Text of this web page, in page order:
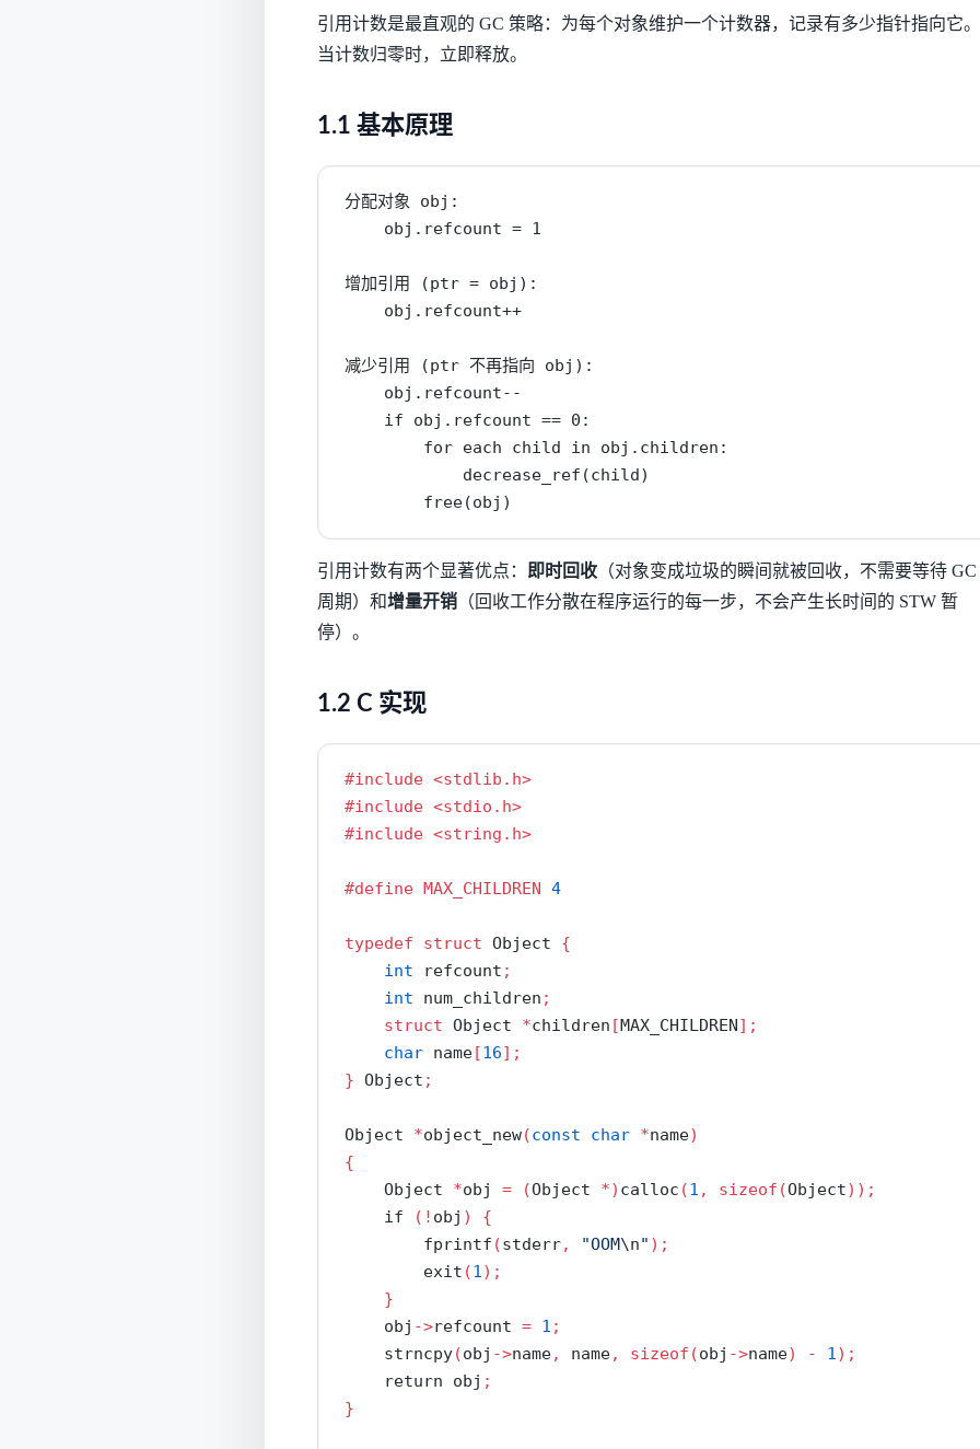
引用计数是最直观的 GC 策略：为每个对象维护一个计数器，记录有多少指针指向它。
当计数归零时，立即释放。
1.1 基本原理
分配对象 obj:
    obj.refcount = 1
增加引用 (ptr = obj):
    obj.refcount++
减少引用 (ptr 不再指向 obj):
    obj.refcount--
    if obj.refcount == 0:
        for each child in obj.children:
            decrease_ref(child)
        free(obj)
引用计数有两个显著优点： 即时回收 （对象变成垃圾的瞬间就被回收，不需要等待 GC
周期）和增量开销 （回收工作分散在程序运行的每一步，不会产生长时间的 STW 暂
停）。
1.2 C 实现
#include <stdlib.h>
#include <stdio.h>
#include <string.h>
#define MAX_CHILDREN 4
typedef struct Object {
int refcount ;
int num_children ;
struct Object *children [MAX_CHILDREN];
char name[16];
} Object ;
Object *object_new(const char *name)
{
    Object
*obj = (Object *) calloc (1 , sizeof (Object));
if
(! obj )
{
        fprintf
(stderr, "OOM\n" );
        exit
(1);
}
    obj
->refcount = 1 ;
    strncpy
(obj ->name, name, sizeof (obj ->name) - 1);
return obj ;
}